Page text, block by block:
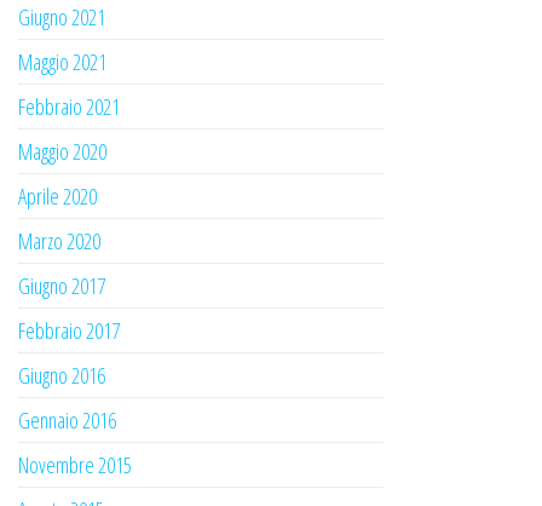
Giugno 2021
Maggio 2021
Febbraio 2021
Maggio 2020
Aprile 2020
Marzo 2020
Giugno 2017
Febbraio 2017
Giugno 2016
Gennaio 2016
Novembre 2015